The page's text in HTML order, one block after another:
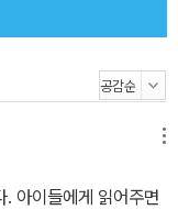
. 아이들에게 읽어주면